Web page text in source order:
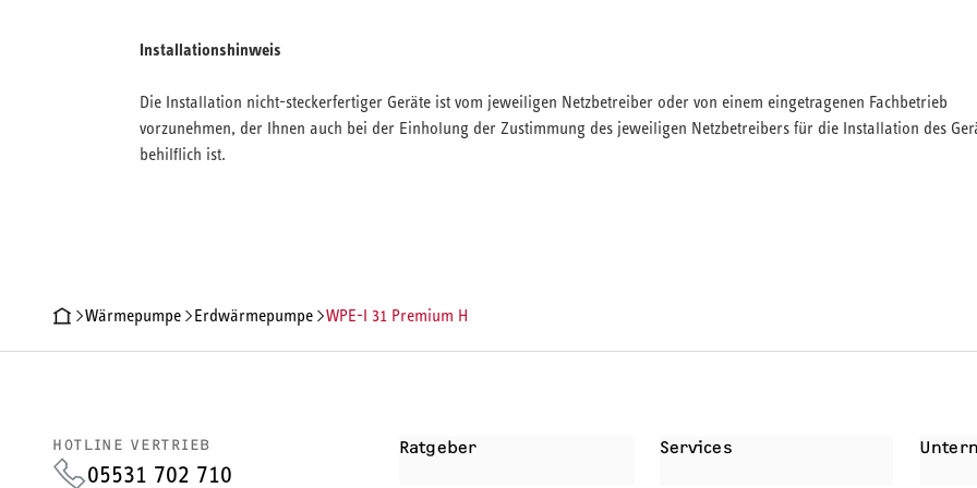
Installationshinweis
Die Installation nicht-steckerfertiger Geräte ist vom jeweiligen Netzbetreiber oder von einem eingetragenen Fachbetrieb
vorzunehmen, der Ihnen auch bei der Einholung der Zustimmung des jeweiligen Netzbetreibers für die Installation des
behilflich ist.
PRODUKTDETAILSTECHNISCHE DATENDOKUMENTEZUBEHÖR
Wärmepumpe Erdwärmepumpe WPE-I 31 Premium H
HOTLINE VERTRIEB
05531 702 710
Ratgeber Services